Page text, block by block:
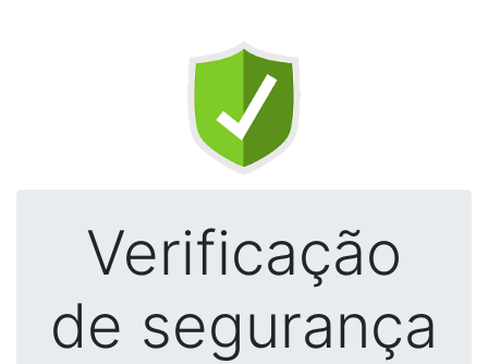
Verificação
de segurança